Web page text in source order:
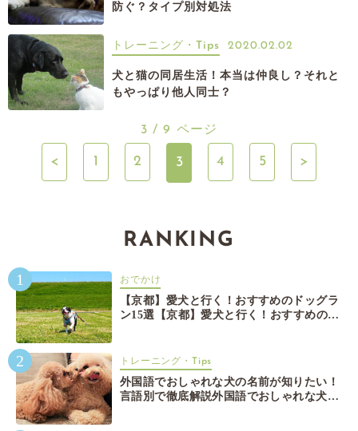
防ぐ？タイプ別対処法
トレーニング・Tips 2020.02.02
犬と猫の同居生活！本当は仲良し？それと
もやっぱり他人同士？
3 / 9 ページ
< 1 2 3 4 5 >
RANKING
1 おでかけ
【京都】愛犬と行く！おすすめのドッグラ
ン15選【京都】愛犬と行く！おすすめのド
2 トレーニング・Tips
外国語でおしゃれな犬の名前が知りたい！
言語別で徹底解説外国語でおしゃれな犬の